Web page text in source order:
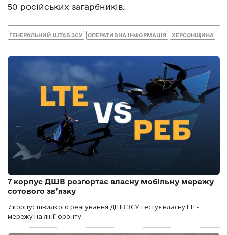
50 російських загарбників.
ГЕНЕРАЛЬНИЙ ШТАБ ЗСУ ОПЕРАТИВНА ІНФОРМАЦІЯ ХЕРСОНЩИНА
7 корпус ДШВ розгортає власну мобільну мережу
сотового зв’язку
7 корпус швидкого реагування ДШВ ЗСУ тестує власну LTE-
мережу на лінії фронту.